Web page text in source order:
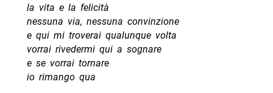
la vita e la felicità
nessuna via, nessuna convinzione
e qui mi troverai qualunque volta
vorrai rivedermi qui a sognare
e se vorrai tornare
io rimango qua